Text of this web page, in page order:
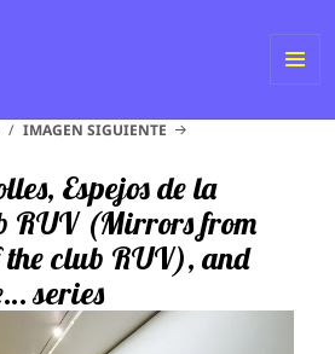
IMAGEN SIGUIENTE
Espejos de la
RUV (Mirrors from
the club RUV), and
series